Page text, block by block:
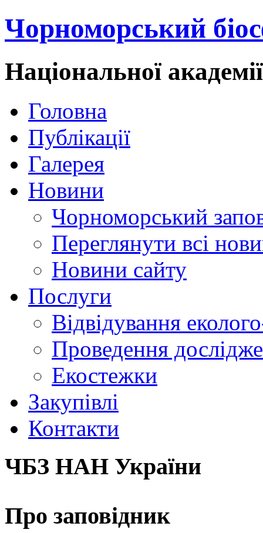
Чорноморський
Національної
Головна
Публікації
Галерея
Новини
Чорноморський
Переглянути всі
Новини сайту
Послуги
Відвідування
Проведення
Екостежки
Закупівлі
Контакти
ЧБЗ НАН України
Про заповідник